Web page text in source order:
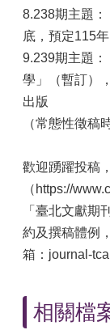
8.238期主題：
底，預定115
9.239期主題
學」（暫訂）
出版
（常態性徵稿
歡迎踴躍投稿
（https://
「臺北文獻期
約及撰稿體例
箱：journal-
相關檔